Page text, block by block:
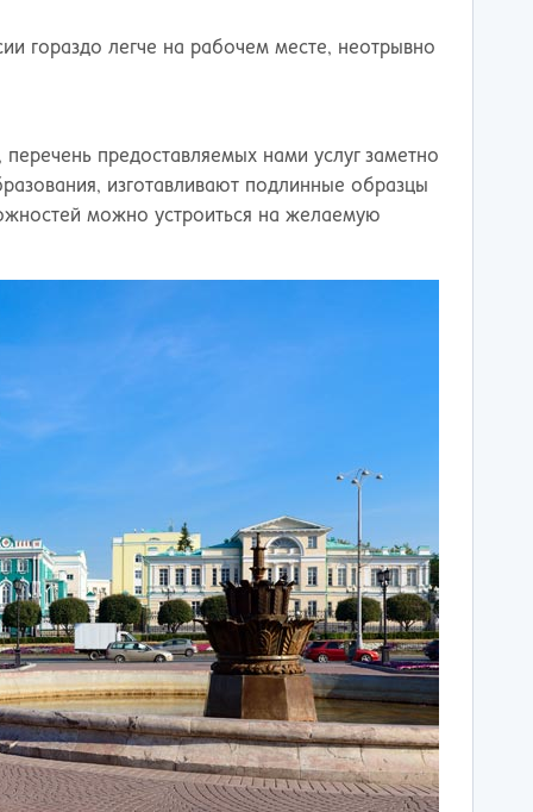
гораздо легче на рабочем месте, неотрывно
предоставляемых нами услуг заметно
изготавливают подлинные образцы
можно устроиться на желаемую